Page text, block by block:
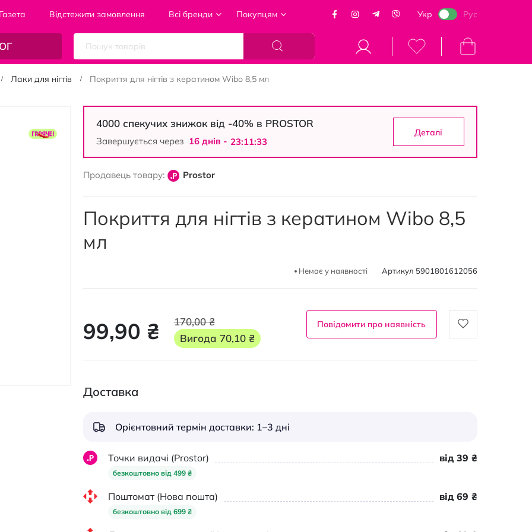
Газета Відстежити замовлення Всі бренди Покупцям Укр Рус
Кошик
Лаки для нігтів Покриття для нігтів з кератином Wibo 8,5 мл
4000 спекучих знижок від -40% в PROSTOR
Деталі
Завершується через 16 днiв - 23:11:33
Продавець товару: Prostor
Покриття для нігтів з кератином Wibo 8,5
мл
Немає у наявності Артикул 5901801612056
99,90 ₴
170,00 ₴
Вигода 70,10 ₴
Повідомити про наявність
Доставка
Орієнтовний термін доставки: 1–3 дні
Точки видачі (Prostor)
безкоштовно від 499 ₴
від 39 ₴
Поштомат (Нова пошта)
безкоштовно від 699 ₴
від 69 ₴